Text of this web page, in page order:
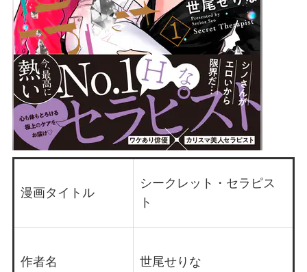
漫画タイトル
シークレット・セラピス
ト
作者名 世尾せりな